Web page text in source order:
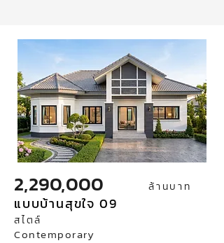
2,290,000 ล้านบาท
แบบบ้านสุขใจ 09
สไตล์
Contemporary